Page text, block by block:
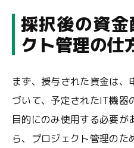
採択後の資
クト管理の仕
まず、授与された資金は
づいて、予定されたIT機器
目的にのみ使用する必要が
ら、プロジェクト管理の